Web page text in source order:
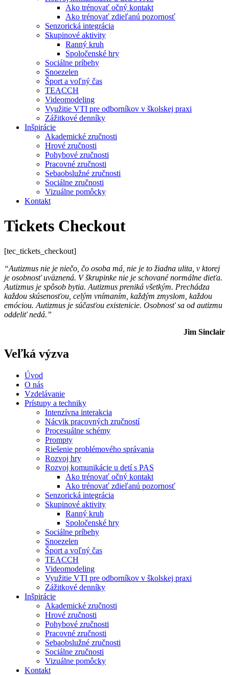
Ako trénovať očný kontakt
Ako trénovať zdieľanú pozornosť
Senzorická integrácia
Skupinové aktivity
Ranný kruh
Spoločenské hry
Sociálne príbehy
Snoezelen
Šport a voľný čas
TEACCH
Videomodeling
Využitie VTI pre odborníkov v školskej praxi
Zážitkové denníky
Inšpirácie
Akademické zručnosti
Hrové zručnosti
Pohybové zručnosti
Pracovné zručnosti
Sebaobslužné zručnosti
Sociálne zručnosti
Vizuálne pomôcky
Kontakt
Tickets Checkout
[tec_tickets_checkout]
“Autizmus nie je niečo, čo osoba má, nie je to žiadna ulita, v ktorej
je osobnosť uväznená. V škrupinke nie je schované normálne dieťa.
Autizmus je spôsob bytia. Autizmus preniká všetkým. Prechádza
každou skúsenosťou, celým vnímaním, každým zmyslom, každou
emóciou. Autizmus je súčasťou existenicie. Osobnosť sa od autizmu
oddeliť nedá.”
Jim Sinclair
Veľká výzva
Úvod
O nás
Vzdelávanie
Prístupy a techniky
Intenzívna interakcia
Nácvik pracovných zručností
Procesuálne schémy
Prompty
Riešenie problémového správania
Rozvoj hry
Rozvoj komunikácie u detí s PAS
Ako trénovať očný kontakt
Ako trénovať zdieľanú pozornosť
Senzorická integrácia
Skupinové aktivity
Ranný kruh
Spoločenské hry
Sociálne príbehy
Snoezelen
Šport a voľný čas
TEACCH
Videomodeling
Využitie VTI pre odborníkov v školskej praxi
Zážitkové denníky
Inšpirácie
Akademické zručnosti
Hrové zručnosti
Pohybové zručnosti
Pracovné zručnosti
Sebaobslužné zručnosti
Sociálne zručnosti
Vizuálne pomôcky
Kontakt